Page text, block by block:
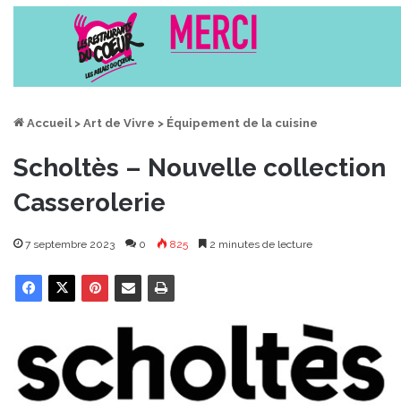
Accueil > Art de Vivre > Équipement de la cuisine
Scholtès – Nouvelle collection
Casserolerie
7 septembre 2023 0 825 2 minutes de lecture